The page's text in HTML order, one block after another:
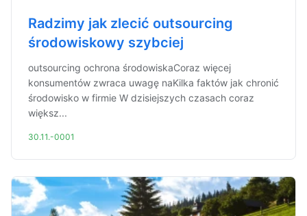
Radzimy jak zlecić outsourcing
środowiskowy szybciej
outsourcing ochrona środowiskaCoraz więcej
konsumentów zwraca uwagę naKilka faktów jak chronić
środowisko w firmie W dzisiejszych czasach coraz
większ...
30.11.-0001